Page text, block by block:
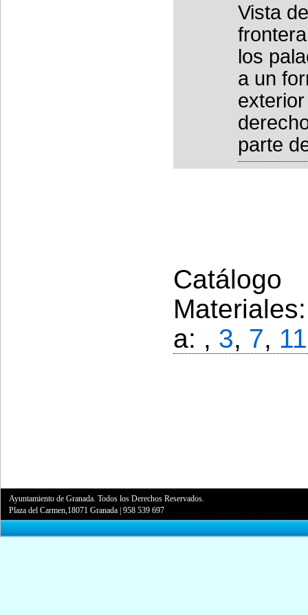
Vista
los
a un
parte
a: , 3, 7, 11
Ayuntamiento de Granada. Todos los Derechos Reservados.
Plaza del Carmen,18071 Granada |958 539 697